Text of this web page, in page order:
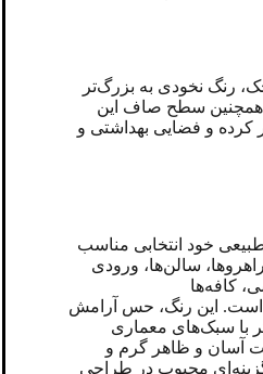
رنگ نخودی به بزرگ‌تر
سطح صاف این
کرده و فضایی بهداشتی و
خود انتخابی مناسب
سالن‌ها، ورودی
کافه‌ها
است. این رنگ، حس آرامش
با سبک‌های معماری
آسان و ظاهر گرم و
محبوب در طراحی